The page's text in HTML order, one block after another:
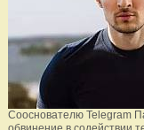
Сооснователю Telegram